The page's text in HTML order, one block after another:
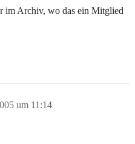
im Archiv, wo das ein Mitglied
um 11:14